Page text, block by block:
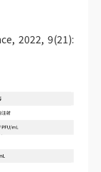
2022, 9(21):